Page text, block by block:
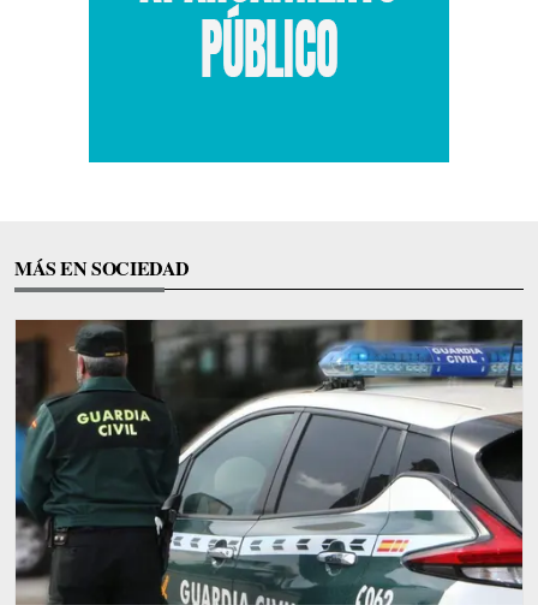
MÁS EN SOCIEDAD